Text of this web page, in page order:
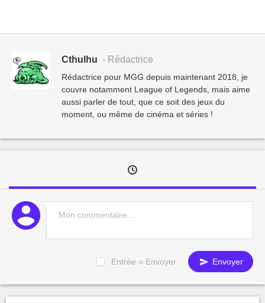
Cthulhu - Rédactrice
Rédactrice pour MGG depuis maintenant 2018, je
couvre notamment League of Legends, mais aime
aussi parler de tout, que ce soit des jeux du
moment, ou même de cinéma et séries !
Entrée = Envoyer Envoyer